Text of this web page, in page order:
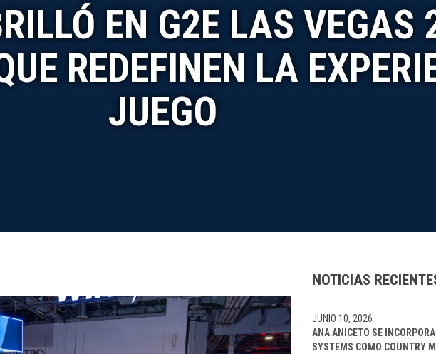
EN G2E LAS VEGAS
REDEFINEN LA
JUEGO
NOTICIAS
ANA ANICETO SE
SYSTEMS COMO COUNTRY
JUNIO 10, 2026